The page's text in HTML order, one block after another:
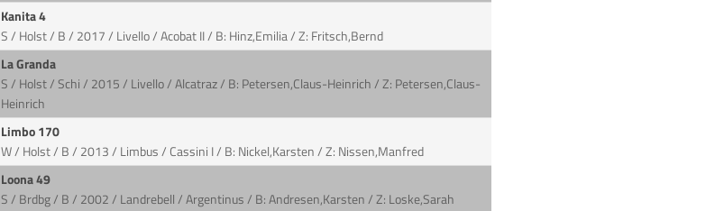
Kanita 4
S / Holst / B / 2017 / Livello / Acobat II / B: Hinz,Emilia / Z: Fritsch,Bernd
La Granda
S / Holst / Schi / 2015 / Livello / Alcatraz / B: Petersen,Claus-Heinrich / Z: Petersen,Claus-
Heinrich
Limbo 170
W / Holst / B / 2013 / Limbus / Cassini I / B: Nickel,Karsten / Z: Nissen,Manfred
Loona 49
S / Brdbg / B / 2002 / Landrebell / Argentinus / B: Andresen,Karsten / Z: Loske,Sarah